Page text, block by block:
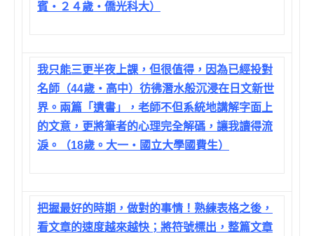
賓‧２４歲‧僑光科大）
我只能三更半夜上課，但很值得，因為已經投對
名師（44歲‧高中）彷彿潛水般沉浸在日文新世
界。兩篇「遺書」，老師不但系統地講解字面上
的文意，更將筆者的心理完全解碼，讓我讀得流
淚。（18歲。大一‧國立大學國費生）
把握最好的時期，做對的事情！熟練表格之後，
看文章的速度越來越快；將符號標出，整篇文章